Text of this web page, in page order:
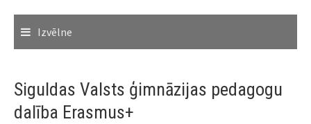
Izvēlne
Siguldas Valsts ģimnāzijas pedagogu
dalība Erasmus+